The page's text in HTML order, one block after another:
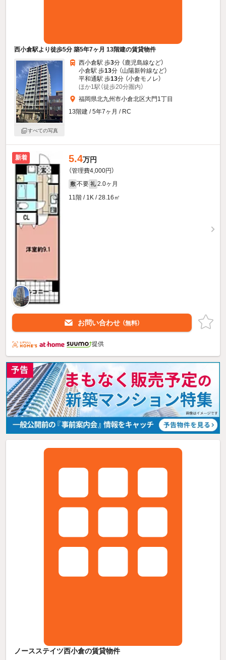
西小倉駅より徒歩5分 築5年7ヶ月 13階建の賃貸物件
すべての写真
西小倉駅 歩3分 （鹿児島線など）
小倉駅 歩13分 （山陽新幹線など）
平和通駅 歩13分 （小倉モノレ）
ほか1駅（徒歩20分圏内）
福岡県北九州市小倉北区大門1丁目
13階建 / 5年7ヶ月 / RC
新着 5.4万円
（管理費4,000円）
敷 不要 礼 2.0ヶ月
11階 / 1K / 28.16㎡
お問い合わせ （無料）
提供
ノースステイツ西小倉の賃貸物件